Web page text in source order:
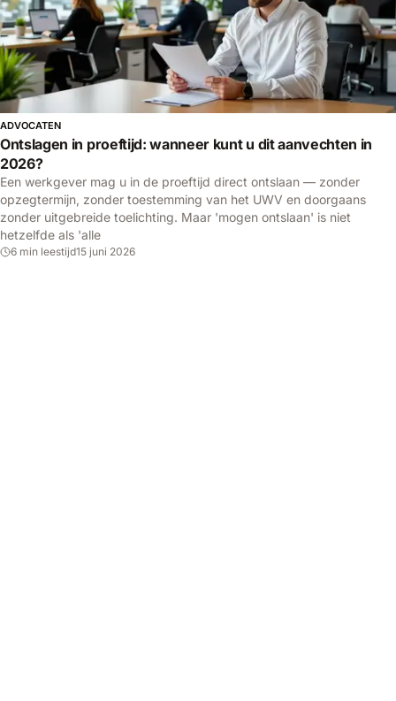
ADVOCATEN
Ontslagen in proeftijd: wanneer kunt u dit aanvechten in
2026?
Een werkgever mag u in de proeftijd direct ontslaan — zonder
opzegtermijn, zonder toestemming van het UWV en doorgaans
zonder uitgebreide toelichting. Maar 'mogen ontslaan' is niet
hetzelfde als 'alle
6 min leestijd15 juni 2026